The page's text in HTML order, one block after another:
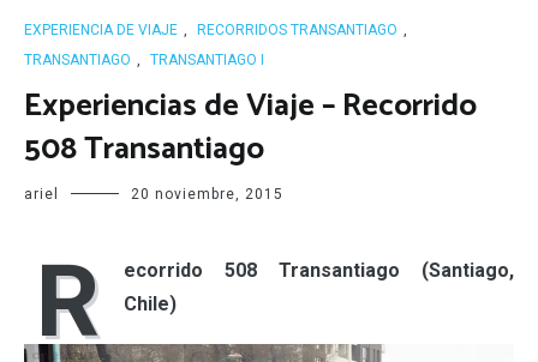
EXPERIENCIA DE VIAJE RECORRIDOS TRANSANTIAGO
TRANSANTIAGO
TRANSANTIAGO I
Experiencias de Viaje – Recorrido
508 Transantiago
ariel 20 noviembre, 2015
R
ecorrido 508 Transantiago (Santiago,
Chile)